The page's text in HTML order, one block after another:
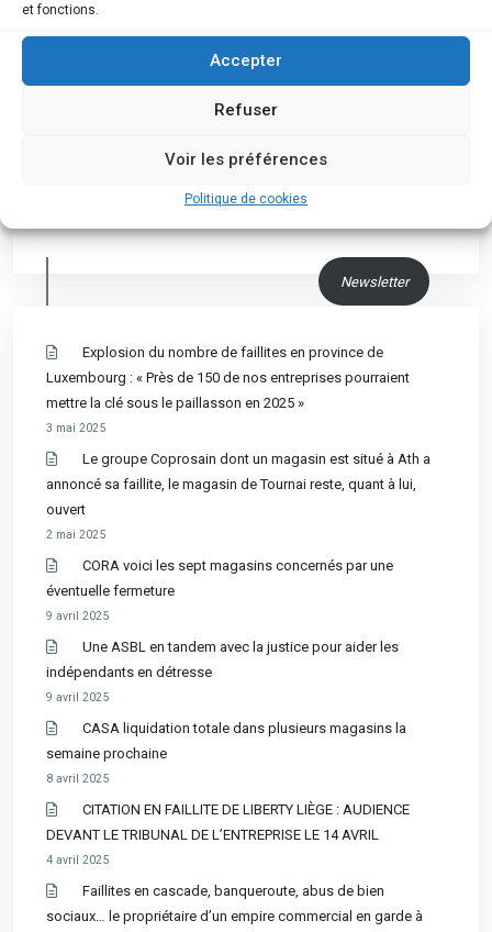
et fonctions.
Accepter
Refuser
Voir les préférences
Politique de cookies
Newsletter
Explosion du nombre de faillites en province de
Luxembourg : « Près de 150 de nos entreprises pourraient
mettre la clé sous le paillasson en 2025 »
3 mai 2025
Le groupe Coprosain dont un magasin est situé à Ath a
annoncé sa faillite, le magasin de Tournai reste, quant à lui,
ouvert
2 mai 2025
CORA voici les sept magasins concernés par une
éventuelle fermeture
9 avril 2025
Une ASBL en tandem avec la justice pour aider les
indépendants en détresse
9 avril 2025
CASA liquidation totale dans plusieurs magasins la
semaine prochaine
8 avril 2025
CITATION EN FAILLITE DE LIBERTY LIÈGE : AUDIENCE
DEVANT LE TRIBUNAL DE L’ENTREPRISE LE 14 AVRIL
4 avril 2025
Faillites en cascade, banqueroute, abus de bien
sociaux… le propriétaire d’un empire commercial en garde à